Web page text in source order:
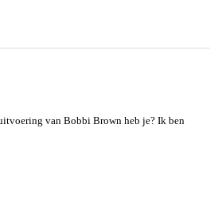
van Bobbi Brown heb je? Ik ben